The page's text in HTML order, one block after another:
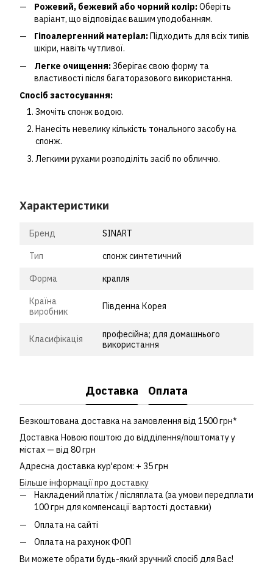
Рожевий, бежевий або чорний колір:Оберіть
варіант, що відповідає вашим уподобанням.
Гіпоалергенний матеріал:Підходить для всіх типів
шкіри, навіть чутливої.
Легке очищення:Зберігає свою форму та
властивості після багаторазового використання.
Спосіб застосування:
Змочіть спонж водою.
Нанесіть невелику кількість тонального засобу на
спонж.
Легкими рухами розподіліть засіб по обличчю.
Характеристики
Бренд SINART
Тип спонж синтетичний
Форма крапля
Країна
виробник
Південна Корея
Класифікація
професійна; для домашнього
використання
Доставка Оплата
Безкоштована доставка на замовлення від 1500 грн*
Доставка Новою поштою до відділення/поштомату у
містах — від 80 грн
Адресна доставка кур'єром: + 35 грн
Більше інформації про доставку
Накладений платіж / післяплата (за умови передплати
100 грн для компенсації вартості доставки)
Оплата на сайті
Оплата на рахунок ФОП
Ви можете обрати будь-який зручний спосіб для Вас!